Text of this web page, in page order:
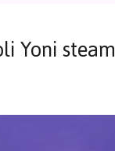
Yoni steam